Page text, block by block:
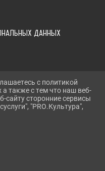
ДАННЫХ
с политикой
также с тем что наш веб-
сайту сторонние сервисы
"PRO.Культура",